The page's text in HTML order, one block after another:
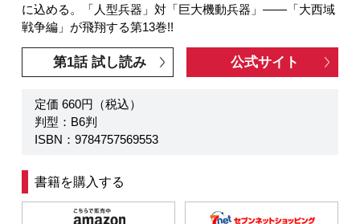
に込める。「人型兵器」対「巨大機動兵器」――「大西域
戦争編」が飛翔する第13巻!!
第1話 試し読み 公式サイト
定価 660円（税込）
判型：B6判
ISBN：9784757569553
書籍を購入する